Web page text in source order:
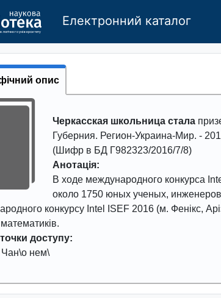
о логічно го універси тету
Електронний каталог
опис
Черкасская школьница стала
Губерния. Регион-Украина-Мир. -
(Шифр в БД Г982323/2016/7/8)
Анотація:
В ходе международного конкурса
около 1750 юных ученых,
конкурсу Intel ISEF 2016 (м. Фенікс,
доступу:
нем\